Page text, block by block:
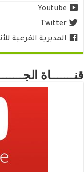
Youtube
Twitter
المديرية الفرعية
قنـــــــاة